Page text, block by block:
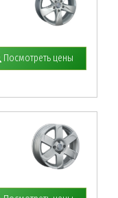
Посмотреть цены